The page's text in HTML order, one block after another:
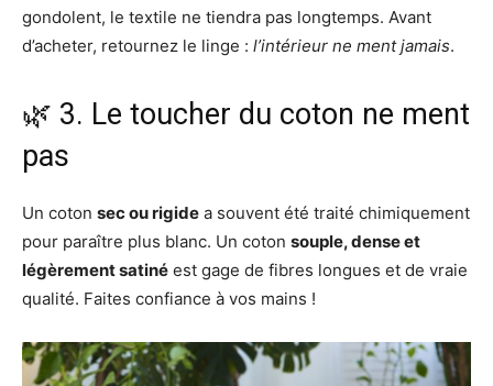
gondolent, le textile ne tiendra pas longtemps. Avant
d’acheter, retournez le linge : l’intérieur ne ment jamais.
🌿 3. Le toucher du coton ne ment
pas
Un coton sec ou rigide a souvent été traité chimiquement
pour paraître plus blanc. Un coton souple, dense et
légèrement satiné est gage de fibres longues et de vraie
qualité. Faites confiance à vos mains !